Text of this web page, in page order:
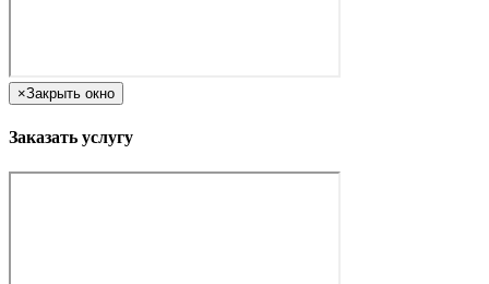
×Закрыть окно
Заказать услугу